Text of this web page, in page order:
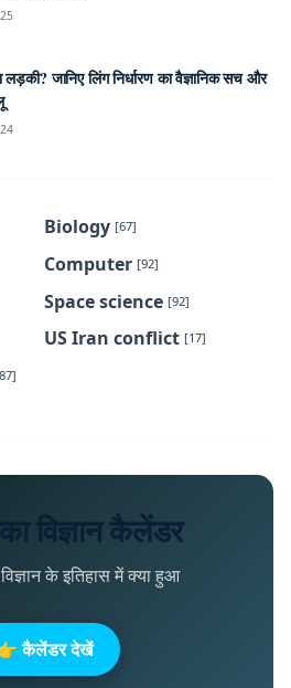
लड़की? जानिए लिंग निर्धारण का वैज्ञानिक सच और
Biology [67]
Computer [92]
Space science [92]
US Iran conflict [17]
विज्ञान कैलेंडर
के इतिहास में क्या हुआ
कैलेंडर देखें